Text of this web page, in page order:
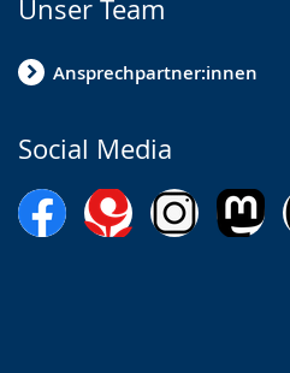
Unser Team
Ansprechpartner:innen
Social Media